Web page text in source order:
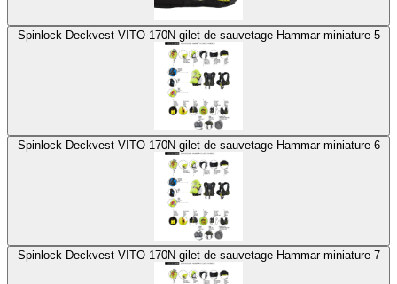
Spinlock Deckvest VITO 170N gilet de sauvetage Hammar miniature 5
Spinlock Deckvest VITO 170N gilet de sauvetage Hammar miniature 6
Spinlock Deckvest VITO 170N gilet de sauvetage Hammar miniature 7